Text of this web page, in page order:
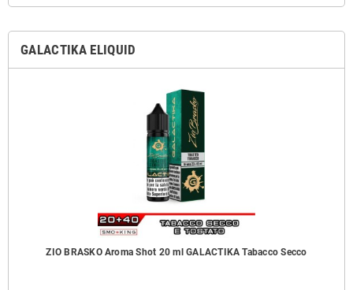
GALACTIKA ELIQUID
ZIO BRASKO Aroma Shot 20 ml GALACTIKA Tabacco Secco